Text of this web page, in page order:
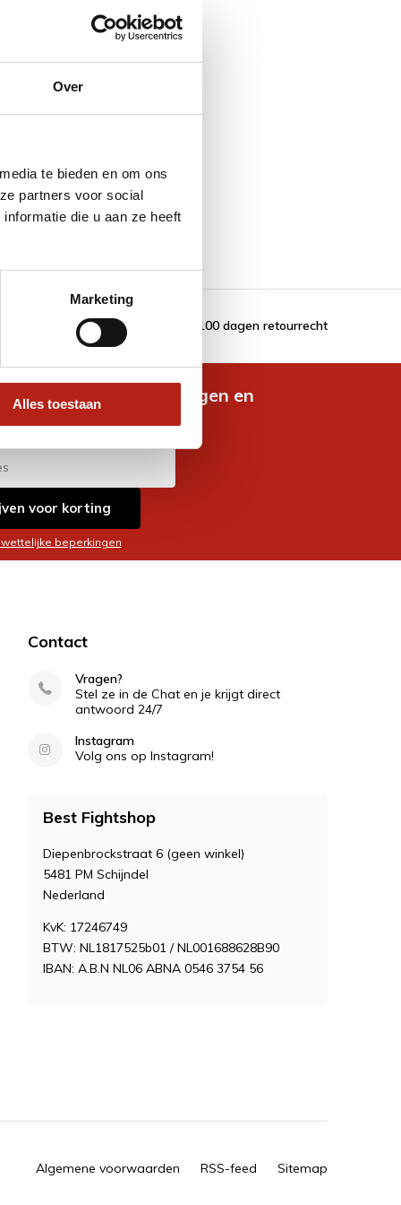
Over
te bieden en om ons
partners voor social
die u aan ze heeft
Marketing
Alles toestaan
100 dagen retourrecht
nieuwste aanbiedingen en
voor korting
beperkingen
Contact
Vragen?
Stel ze in de Chat en je krijgt direct
antwoord 24/7
Instagram
Volg ons op Instagram!
Best Fightshop
Diepenbrockstraat 6 (geen winkel)
5481 PM Schijndel
Nederland
KvK: 17246749
BTW: NL1817525b01 / NL001688628B90
IBAN: A.B.N NL06 ABNA 0546 3754 56
Algemene voorwaarden RSS-feed Sitemap